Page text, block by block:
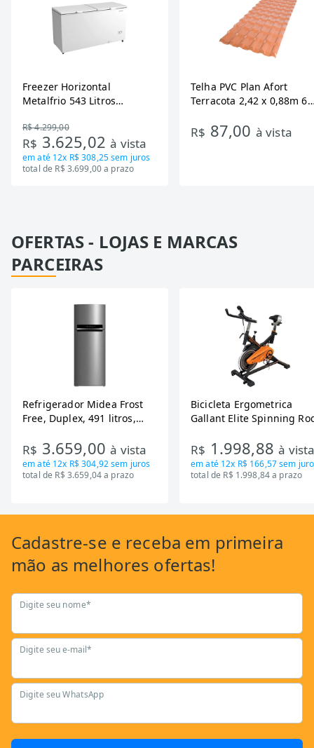
Freezer Horizontal
Metalfrio 543 Litros
Tecnologia Inverter, Branco,
Bivolt
R$ 4.299,00
R$ 3.625,02à vista
em até 12x R$ 308,25sem juros
total de R$ 3.699,00 a prazo
Telha PVC Plan Afort
Terracota 2,42 x 0,88m 6
R$ 87,00 à vista
OFERTAS - LOJAS E MARCAS
PARCEIRAS
Refrigerador Midea Frost
Free, Duplex, 491 litros,
RT650EVK463)
R$ 3.659,00à vista
em até 12x R$ 304,92sem juros
total de R$ 3.659,04 a prazo
Bicicleta Ergometrica
Gallant Elite Spinning
Mecanica GSB13HBTA-PT
R$ 1.998,88à
em até 12x R$ 166,57sem
total de R$ 1.998,84 a prazo
Cadastre-se e receba em primeira
mão as melhores ofertas!
Digite seu nome*
Digite seu e-mail*
Digite seu WhatsApp